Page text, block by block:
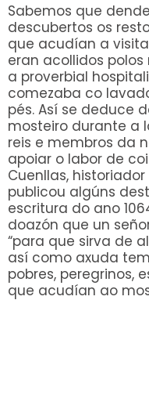
Sabemos que
descubertos os
que acudían a
eran acollidos polos
a proverbial
comezaba co
pés. Así se deduce
mosteiro durante a
reis e membros da
apoiar o labor de
Cuenllas,
publicou algúns
escritura do ano
doazón que un
“para que sirva de
así como axuda
pobres, peregrinos,
que acudían ao